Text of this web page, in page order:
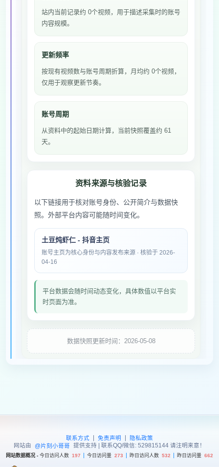
站内当前记录约 0个视频，用于描述采集时的账号
内容规模。
更新频率
按现有视频数与账号周期折算，月均约 0个视频，
仅用于观察更新节奏。
账号周期
从资料中的起始日期计算，当前快照覆盖约 61
天。
资料来源与核验记录
以下链接用于核对账号身份、公开简介与数据快
照。外部平台内容可能随时间变化。
土豆炖虾仁 - 抖音主页
账号主页为核心身份与内容发布来源 · 核验于 2026-
04-16
平台数据会随时间动态变化，具体数值以平台实
时页面为准。
数据快照更新时间：2026-05-08
联系方式 | 免责声明 |
隐私政策
网站由
@片刻小哥哥 提供支持 | 联系QQ/微信: 529815144 请注明来意！
网站数据概况 - 今日访问人数 197 今日访问量 273 昨日访问人数 532 昨日访问量 662